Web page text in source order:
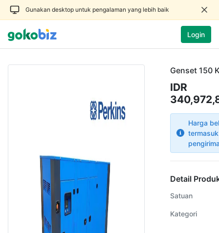
Gunakan desktop untuk pengalaman yang lebih baik
Login
Genset 150
IDR
Harga
Detail
Satuan
Kategori